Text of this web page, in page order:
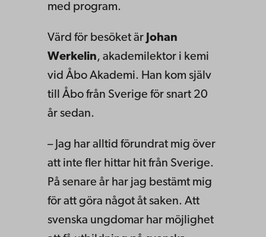
med program.
Värd för besöket är Johan
Werkelin, akademilektor i kemi
vid Åbo Akademi. Han kom själv
till Åbo från Sverige för snart 20
år sedan.
– Jag har alltid förundrat mig över
att inte fler hittar hit från Sverige.
På senare år har jag bestämt mig
för att göra något åt saken. Att
svenska ungdomar har möjlighet